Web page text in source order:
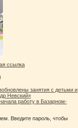
ссылка
занятия с детьми и
Невский»
работу в Базарном-
Введите пароль, чтобы